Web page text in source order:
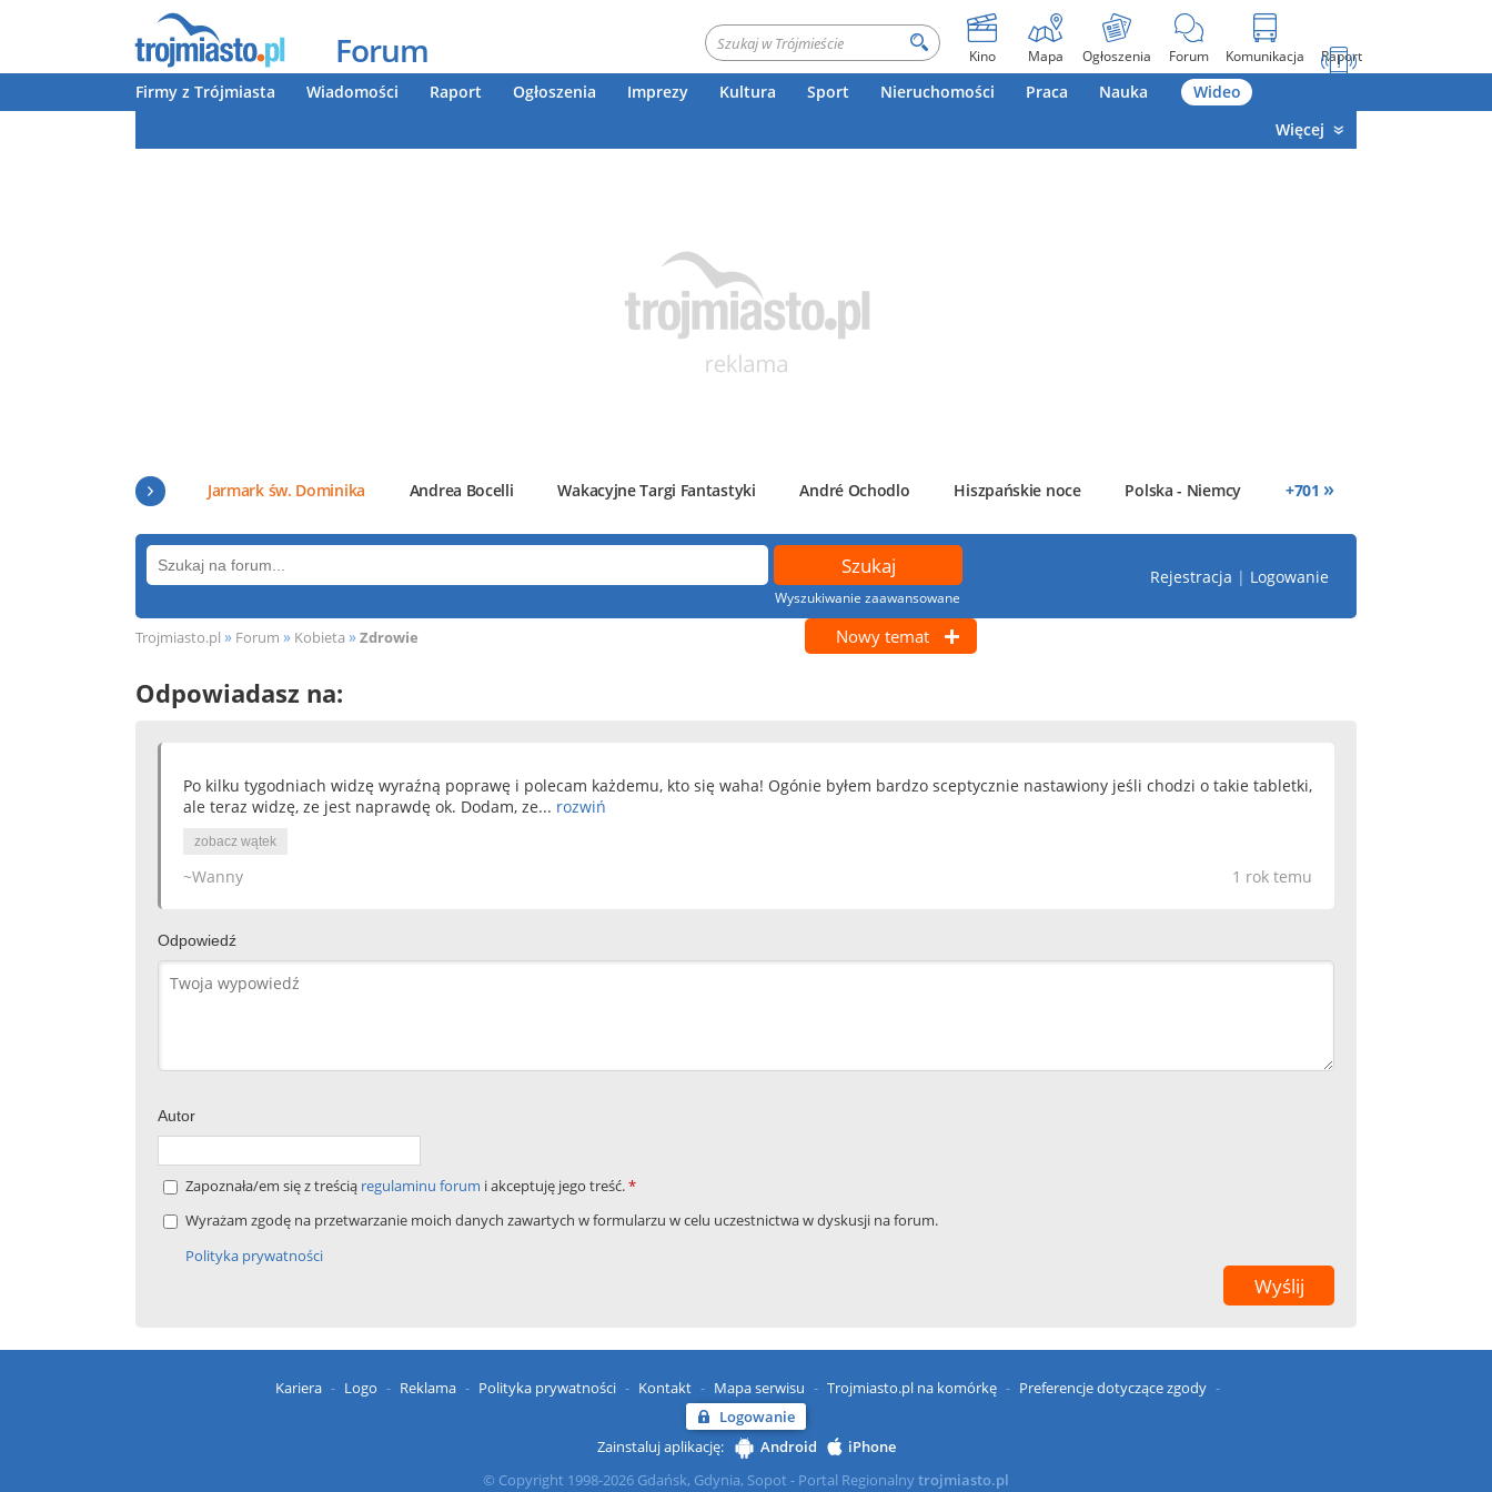
Forum Kino Mapa Ogłoszenia Forum Komunikacja Raport
Firmy z Trójmiasta Wiadomości Raport Ogłoszenia Imprezy Kultura Sport Nieruchomości Praca Nauka
Wideo
Więcej
Jarmark św. Dominika Andrea Bocelli Wakacyjne Targi Fantastyki André Ochodlo Hiszpańskie noce Polska - Niemcy +701 »
Wyszukiwanie zaawansowane
Rejestracja | Logowanie
Trojmiasto.pl » Forum » Kobieta » Zdrowie Nowy temat
Odpowiadasz na:
Po kilku tygodniach widzę wyraźną poprawę i polecam każdemu, kto się waha! Ogónie byłem bardzo sceptycznie nastawiony jeśli chodzi o takie tabletki,
ale teraz widzę, ze jest naprawdę ok. Dodam, ze... rozwiń
zobacz wątek
1 rok temu
~Wanny
Odpowiedź
Autor
Zapoznała/em się z treścią regulaminu forum i akceptuję jego treść.*
Wyrażam zgodę na przetwarzanie moich danych zawartych w formularzu w celu uczestnictwa w dyskusji na forum.
Polityka prywatności
Kariera Logo Reklama Polityka prywatności Kontakt Mapa serwisu Trojmiasto.pl na komórkę
Preferencje dotyczące zgody
Logowanie
Zainstaluj aplikację:
Android
iPhone
© Copyright 1998-2026 Gdańsk, Gdynia, Sopot - Portal Regionalnytrojmiasto.pl